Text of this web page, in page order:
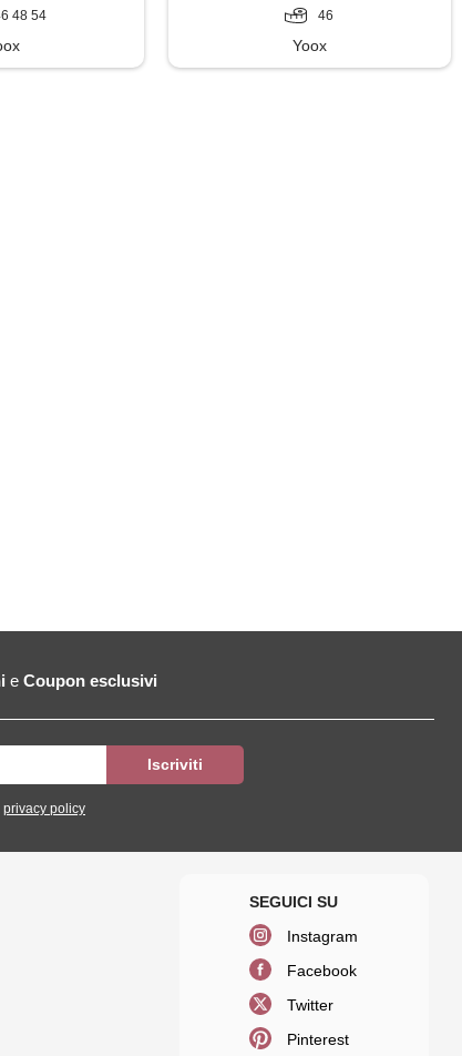
48 54 46
Yoox
e Coupon esclusivi
privacy policy
Instagram
Facebook
Twitter
Pinterest